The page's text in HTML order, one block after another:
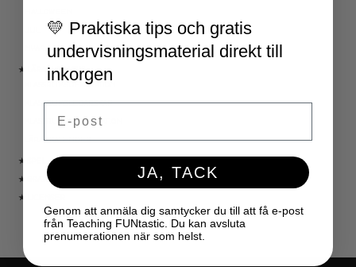
★ LÄRARVERKTYG
KLASSRUMSDEKORATION
KLASSRUMSLEDARSKAP
KLASSRUMSORGANISATION
LÄRARKALENDER
★ SPEL
★ GRATIS
★ LICENSER
💛 Praktiska tips och gratis
undervisningsmaterial direkt till
inkorgen
JA, TACK
Genom att anmäla dig samtycker du till att få e-post
från Teaching FUNtastic. Du kan avsluta
prenumerationen när som helst.